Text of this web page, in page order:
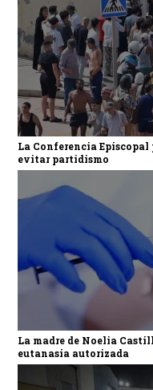
La Conferencia
evitar partidismo
La madre de Noelia
eutanasia autorizada